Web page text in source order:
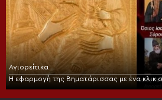
Αγιορείτικα
Η εφαρμογή της Βηματάρισσας με ένα κλικ